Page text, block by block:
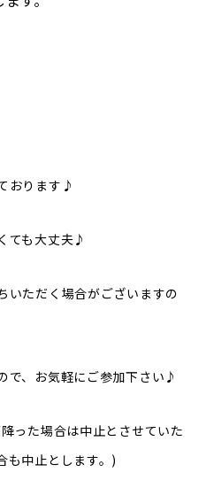
おります♪
ても大丈夫♪
ただく場合がございますの
で、お気軽にご参加下さい♪
った場合は中止とさせていた
も中止とします。)